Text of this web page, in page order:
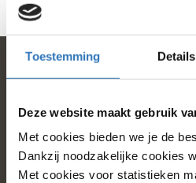
Toestemming Details
Deze website maakt gebruik
Met cookies bieden we je de
Dankzij noodzakelijke cookies
Met cookies voor statistieken
home
Populaire categorieën
Onze service